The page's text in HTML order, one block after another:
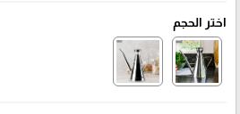
اختر الحجم